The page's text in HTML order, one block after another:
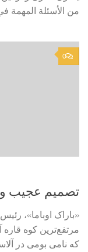
من الأسئلة المهمة
0
تصمیم عجیب و
«باراک اوباما»،
مرتفع‌ترین کوه
که نامی بومی در